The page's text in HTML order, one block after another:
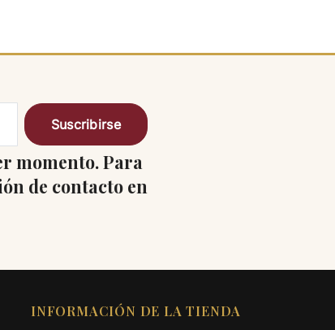
momento. Para
de contacto en
INFORMACIÓN DE LA TIENDA